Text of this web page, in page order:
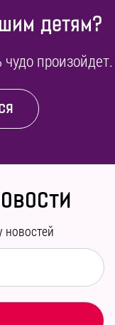
детям?
произойдет.
новостей